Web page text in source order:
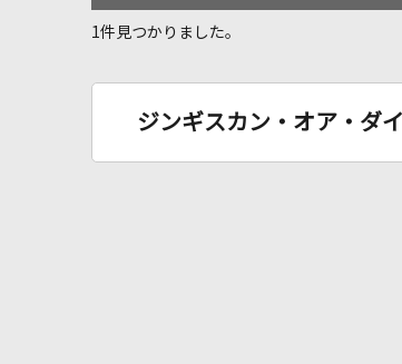
1件見つかりました。
ジンギスカン・オア・ダイ